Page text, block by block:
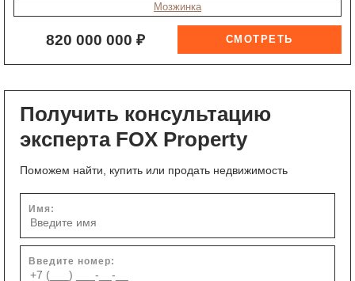
Мозжинка
820 000 000 ₽
Получить консультацию
эксперта FOX Property
Поможем найти, купить или продать недвижимость
Имя:
Введите номер: